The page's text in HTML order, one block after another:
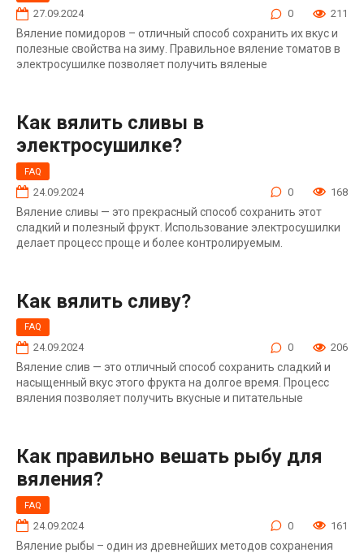
27.09.2024 0 211
Вяление помидоров – отличный способ сохранить их вкус и
полезные свойства на зиму. Правильное вяление томатов в
электросушилке позволяет получить вяленые
Как вялить сливы в
электросушилке?
FAQ
24.09.2024 0 168
Вяление сливы — это прекрасный способ сохранить этот
сладкий и полезный фрукт. Использование электросушилки
делает процесс проще и более контролируемым.
Как вялить сливу?
FAQ
24.09.2024 0 206
Вяление слив — это отличный способ сохранить сладкий и
насыщенный вкус этого фрукта на долгое время. Процесс
вяления позволяет получить вкусные и питательные
Как правильно вешать рыбу для
вяления?
FAQ
24.09.2024 0 161
Вяление рыбы – один из древнейших методов сохранения